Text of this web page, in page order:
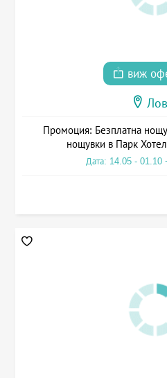
виж
Промоция: Безплатна
нощувки в Парк
Дата: 14.05 - 01.10